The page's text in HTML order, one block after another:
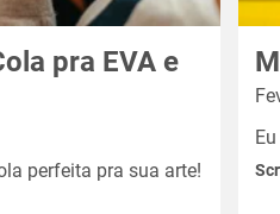
pra EVA e
perfeita pra sua arte!